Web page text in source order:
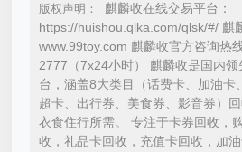
版权声明：
麒麟收在线交易平台：
https://huishou.qlka.com/qlsk/#/ 麒
www.99toy.com 麒麟收官方咨询热
2777（7x24小时） 麒麟收是国内
台，涵盖8大类目（话费卡、加油卡
超卡、出行券、美食券、影音券）
衣食住行所需。 专注于卡券回收，
收，礼品卡回收，充值卡回收，加